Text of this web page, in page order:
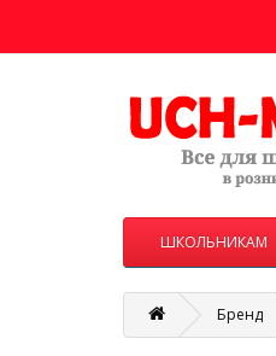
ШКОЛЬНИКАМ
Бренд